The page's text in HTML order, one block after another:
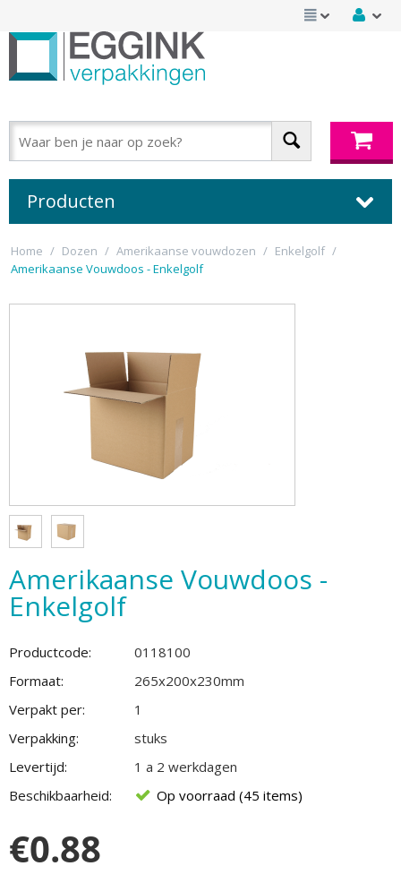
Producten
Home / Dozen / Amerikaanse vouwdozen / Enkelgolf /
Amerikaanse Vouwdoos - Enkelgolf
Amerikaanse Vouwdoos -
Enkelgolf
Productcode:
0118100
Formaat:
265x200x230mm
Verpakt per:
1
Verpakking:
stuks
Levertijd:
1 a 2 werkdagen
Beschikbaarheid:
Op voorraad (45 items)
€0.88